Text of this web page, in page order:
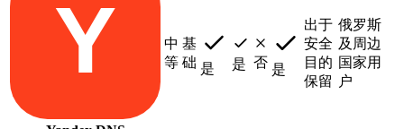
Y
中
等
基
础 是 是 否 是
出于
安全
目的
保留
俄罗斯
及周边
国家用
户